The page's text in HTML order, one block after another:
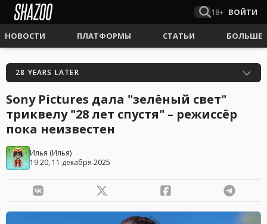
18+ ВОЙТИ
НОВОСТИ ПЛАТФОРМЫ СТАТЬИ БОЛЬШЕ
28 YEARS LATER
Sony Pictures дала "зелёный свет"
триквелу "28 лет спустя" – режиссёр
пока неизвестен
Илья (Илья)
19:20, 11 декабря 2025